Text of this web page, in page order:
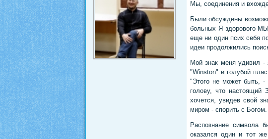
Мы, соединения и
Были обсуждены
больных Я здорового
еще ни один псих себя
идеи продолжились
Мой знак меня удивил -
"Winston" и голубой
"Этого не может быть,
голову, что настоящий
хочется, увидев свой
миром - спорить с
Распознание символа
оказался один и тот